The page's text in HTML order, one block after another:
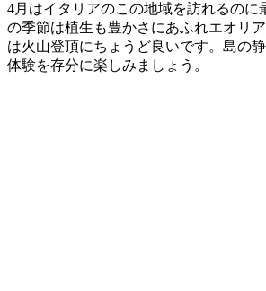
4月はイタリアのこの地域を訪れるのに
の季節は植生も豊かさにあふれエオリ
は火山登頂にちょうど良いです。島の
体験を存分に楽しみましょう。